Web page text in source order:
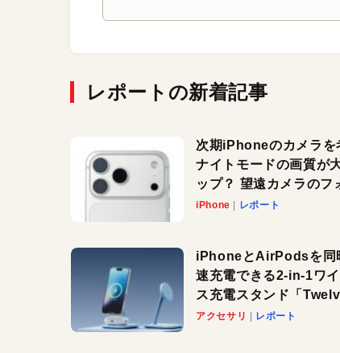
レポートの新着記事
次期iPhoneのカメラを
ナイトモードの画質が
ップ？ 望遠カメラのフ
スがさらにシャープに？
iPhone レポート
iPhoneとAirPodsを同
速充電できる2-in-1ワ
ス充電スタンド「
South HiRise 2 Deluxe
アクセサリ レポート